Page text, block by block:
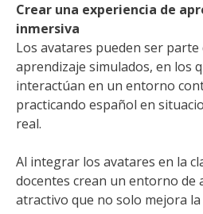
Crear una experiencia de
inmersiva
Los avatares pueden ser parte
aprendizaje simulados, en los
interactúan en un entorno
practicando español en
real.
Al integrar los avatares en la
docentes crean un entorno de
atractivo que no solo mejora